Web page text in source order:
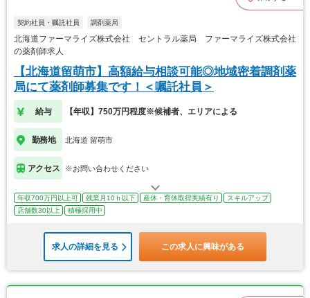
契約社員・嘱託社員 調剤薬局
北海道ファーマライズ株式会社 セントラル薬局 ファーマライズ株式会社
の薬剤師求人
【北海道留萌市】高額給与相談可能◎地域密着調剤薬
局にて薬剤師募集です！＜嘱託社員＞
給与 【年収】750万円程度※候補者、エリアによる
勤務地 北海道 留萌市
アクセス ※お問い合わせください
年収700万円以上可 残業月10ｈ以下 産休・育休取得実績有り
スキルアップ
店舗数30以上
積極採用中
求人の詳細を見る この求人に興味がある